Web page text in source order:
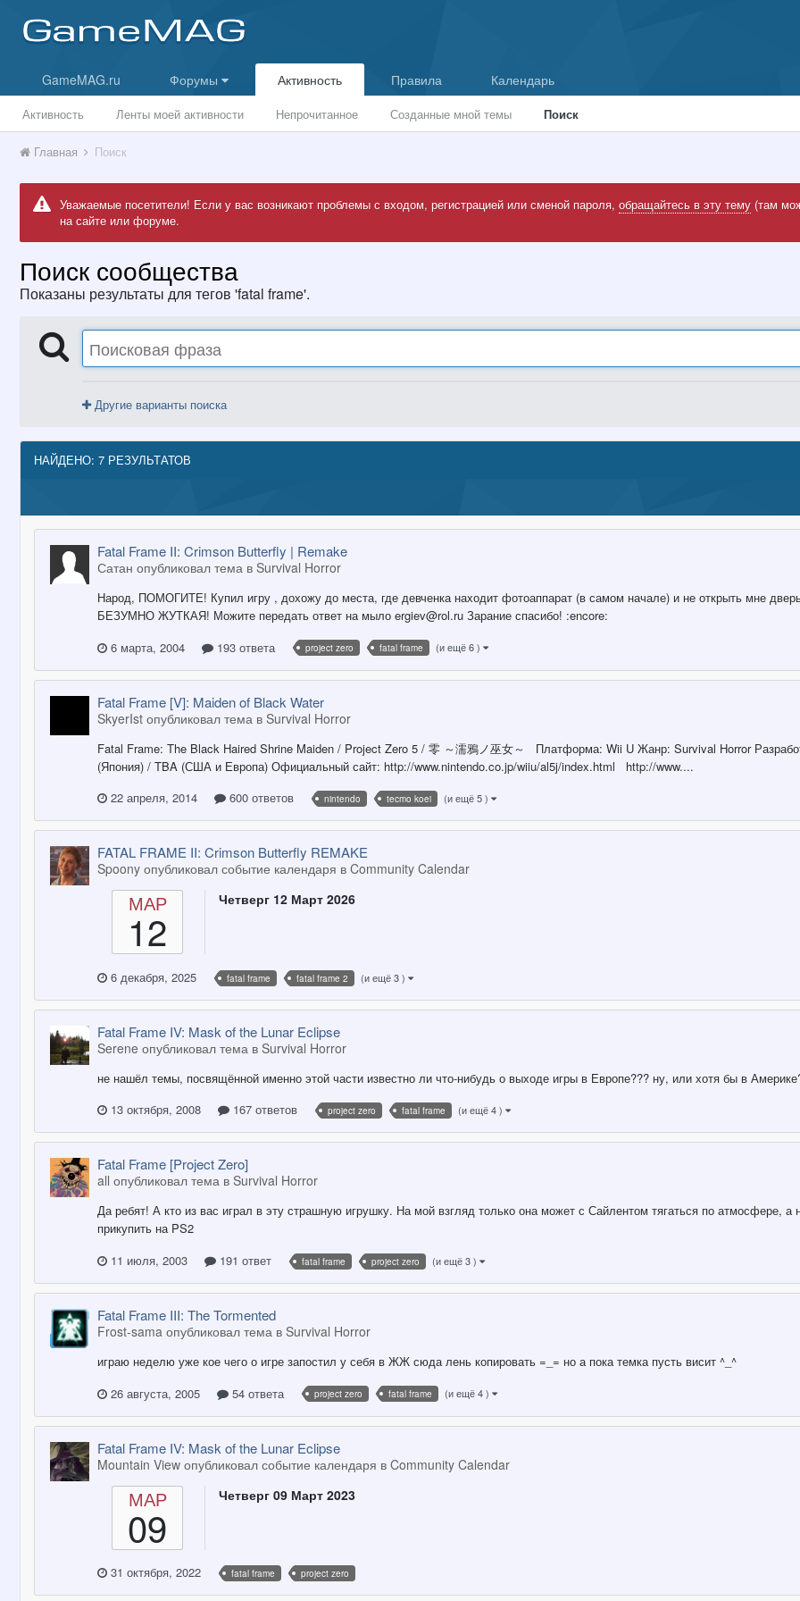
GameMAG.ru Форумы Активность
Активность Ленты моей активности Непрочитанное Созданные мной темы Поиск
Правила Календарь
Главная Поиск
Уважаемые посетители! Если у вас возникают проблемы с входом, регистрацией или сменой пароля, обращайтесь в эту тему(там
на сайте или форуме.
Поиск сообщества
Показаны результаты для тегов 'fatal frame'.
Другие варианты поиска
НАЙДЕНО: 7 РЕЗУЛЬТАТОВ
Fatal Frame II: Crimson Butterfly | Remake
Сатан опубликовал тема в Survival Horror
Народ, ПОМОГИТЕ! Купил игру , дохожу до места, где девченка находит фотоаппарат (в самом начале) и не открыть
БЕЗУМНО ЖУТКАЯ! Можите передать ответ на мыло ergiev@rol.ru Зарание спасибо! :encore:
6 марта, 2004
193 ответа project zero fatal frame (и ещё 6 )
Fatal Frame [V]: Maiden of Black Water
SkyerIst опубликовал тема в Survival Horror
Fatal Frame: The Black Haired Shrine Maiden / Project Zero 5 / 零 ～濡鴉ノ巫女～ Платформа: Wii U Жанр: Survival Horror
(Япония) / TBA (США и Европа) Официальный сайт: http://www.nintendo.co.jp/wiiu/al5j/index.html http://www....
22 апреля, 2014
600 ответов nintendo tecmo koei (и ещё 5 )
FATAL FRAME II: Crimson Butterfly REMAKE
Spoony опубликовал событие календаря в Community Calendar
МАР
12
Четверг 12 Март 2026
6 декабря, 2025 fatal frame fatal frame 2 (и ещё 3 )
Fatal Frame IV: Mask of the Lunar Eclipse
Serene опубликовал тема в Survival Horror
не нашёл темы, посвящённой именно этой части известно ли что-нибудь о выходе игры в Европе??? ну, или хотя бы в
13 октября, 2008
167 ответов project zero fatal frame (и ещё 4 )
Fatal Frame [Project Zero]
all опубликовал тема в Survival Horror
Да ребят! А кто из вас играл в эту страшную игрушку. На мой взгляд только она может с Сайлентом тягаться по атмосфере, а
прикупить на PS2
11 июля, 2003
191 ответ fatal frame project zero (и ещё 3 )
Fatal Frame III: The Tormented
Frost-sama опубликовал тема в Survival Horror
играю неделю уже кое чего о игре запостил у себя в ЖЖ сюда лень копировать =_= но а пока темка пусть висит ^_^
26 августа, 2005
54 ответа project zero fatal frame (и ещё 4 )
Fatal Frame IV: Mask of the Lunar Eclipse
Mountain View опубликовал событие календаря в Community Calendar
МАР
09
Четверг 09 Март 2023
31 октября, 2022 fatal frame project zero